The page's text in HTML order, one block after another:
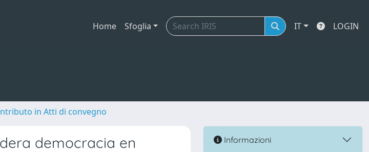
Home Sfoglia IT LOGIN
in Atti di convegno
democracia en
Informazioni